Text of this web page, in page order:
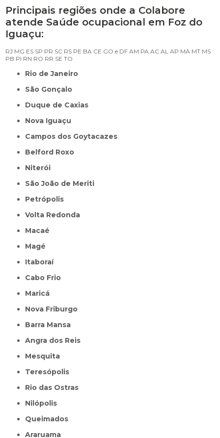
Principais regiões onde a Colabore
atende Saúde ocupacional em Foz do
Iguaçu:
RJ MG ES SP PR SC RS PE BA CE GO e DF AM PA AC AL AP MA MT MS
PB PI RN RO RR SE TO
Rio de Janeiro
São Gonçalo
Duque de Caxias
Nova Iguaçu
Campos dos Goytacazes
Belford Roxo
Niterói
São João de Meriti
Petrópolis
Volta Redonda
Macaé
Magé
Itaboraí
Cabo Frio
Maricá
Nova Friburgo
Barra Mansa
Angra dos Reis
Mesquita
Teresópolis
Rio das Ostras
Nilópolis
Queimados
Araruama